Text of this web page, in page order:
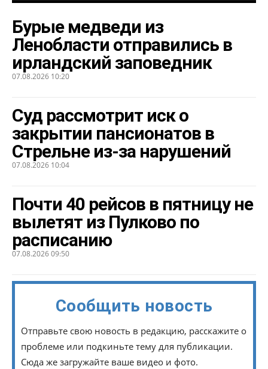
Бурые медведи из
Ленобласти отправились в
ирландский заповедник
07.08.2026 10:20
Суд рассмотрит иск о
закрытии пансионатов в
Стрельне из-за нарушений
07.08.2026 10:04
Почти 40 рейсов в пятницу не
вылетят из Пулково по
расписанию
07.08.2026 09:50
Сообщить новость
Отправьте свою новость в редакцию, расскажите о
проблеме или подкиньте тему для публикации.
Сюда же загружайте ваше видео и фото.